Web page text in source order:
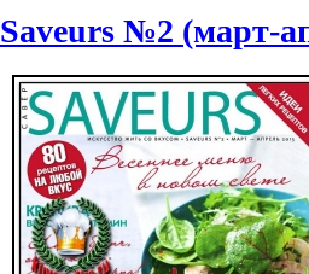
Saveurs №2 (март-